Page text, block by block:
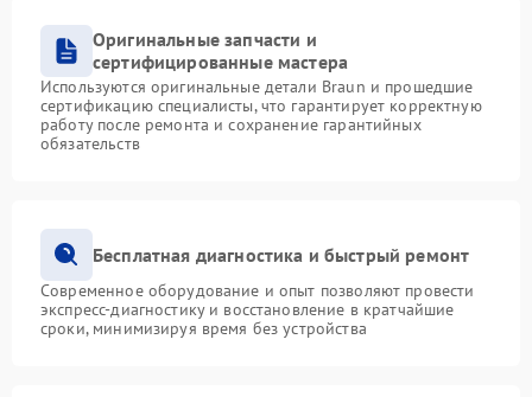
Оригинальные запчасти и
сертифицированные мастера
Используются оригинальные детали Braun и прошедшие
сертификацию специалисты, что гарантирует корректную
работу после ремонта и сохранение гарантийных
обязательств
Бесплатная диагностика и быстрый ремонт
Современное оборудование и опыт позволяют провести
экспресс-диагностику и восстановление в кратчайшие
сроки, минимизируя время без устройства